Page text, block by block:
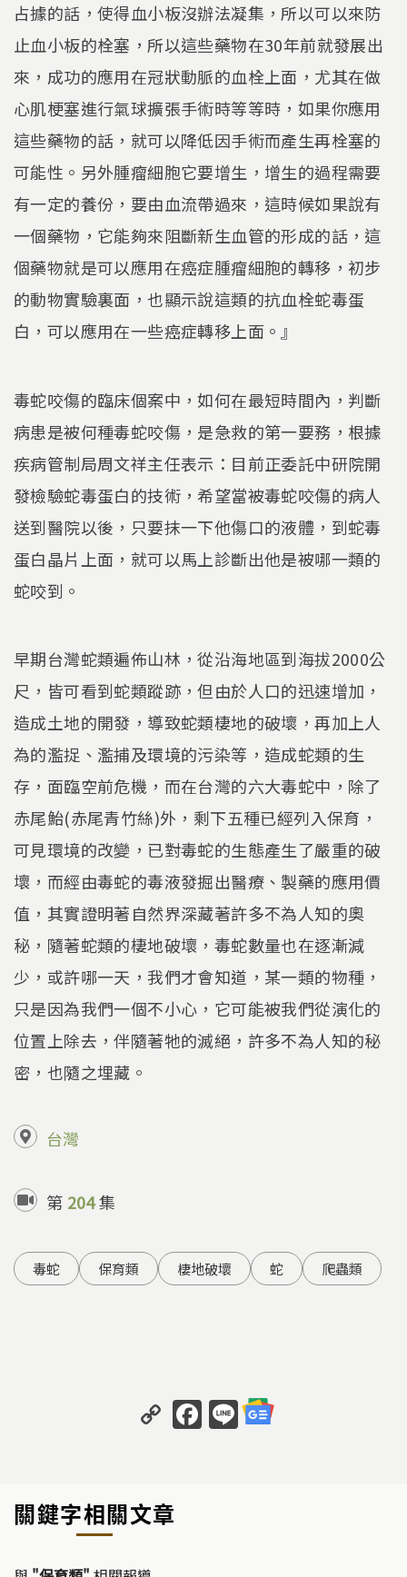
占據的話，使得血小板沒辦法凝集，所以可以來防
止血小板的栓塞，所以這些藥物在30年前就發展出
來，成功的應用在冠狀動脈的血栓上面，尤其在做
心肌梗塞進行氣球擴張手術時等等時，如果你應用
這些藥物的話，就可以降低因手術而產生再栓塞的
可能性。另外腫瘤細胞它要增生，增生的過程需要
有一定的養份，要由血流帶過來，這時候如果說有
一個藥物，它能夠來阻斷新生血管的形成的話，這
個藥物就是可以應用在癌症腫瘤細胞的轉移，初步
的動物實驗裏面，也顯示說這類的抗血栓蛇毒蛋
白，可以應用在一些癌症轉移上面。』
毒蛇咬傷的臨床個案中，如何在最短時間內，判斷
病患是被何種毒蛇咬傷，是急救的第一要務，根據
疾病管制局周文祥主任表示：目前正委託中研院開
發檢驗蛇毒蛋白的技術，希望當被毒蛇咬傷的病人
送到醫院以後，只要抹一下他傷口的液體，到蛇毒
蛋白晶片上面，就可以馬上診斷出他是被哪一類的
蛇咬到。
早期台灣蛇類遍佈山林，從沿海地區到海拔2000公
尺，皆可看到蛇類蹤跡，但由於人口的迅速增加，
造成土地的開發，導致蛇類棲地的破壞，再加上人
為的濫捉、濫捕及環境的污染等，造成蛇類的生
存，面臨空前危機，而在台灣的六大毒蛇中，除了
赤尾鮐(赤尾青竹絲)外，剩下五種已經列入保育，
可見環境的改變，已對毒蛇的生態產生了嚴重的破
壞，而經由毒蛇的毒液發掘出醫療、製藥的應用價
值，其實證明著自然界深藏著許多不為人知的奧
秘，隨著蛇類的棲地破壞，毒蛇數量也在逐漸減
少，或許哪一天，我們才會知道，某一類的物種，
只是因為我們一個不小心，它可能被我們從演化的
位置上除去，伴隨著牠的滅絕，許多不為人知的秘
密，也隨之埋藏。
台灣
第 204集
毒蛇 保育類 棲地破壞 蛇 爬蟲類
C
o
y
Li
F
a
Li
n
關鍵字相關文章